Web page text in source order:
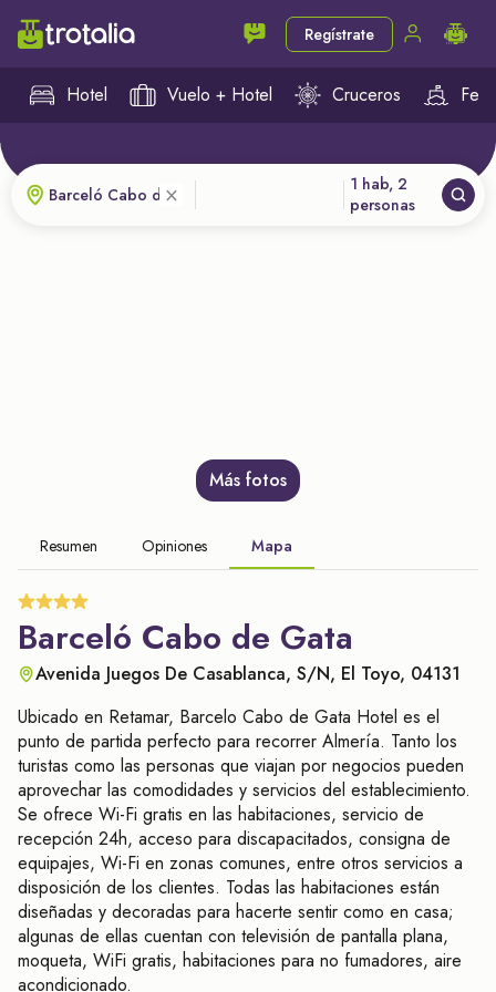
Regístrate
Hotel Vuelo + Hotel Cruceros
×
1 hab, 2
personas
Más fotos
Resumen Opiniones Mapa
Barceló Cabo de Gata
Avenida Juegos De Casablanca, S/N, El Toyo, 04131
Ubicado en Retamar, Barcelo Cabo de Gata Hotel es el
punto de partida perfecto para recorrer Almería. Tanto los
turistas como las personas que viajan por negocios pueden
aprovechar las comodidades y servicios del establecimiento.
Se ofrece Wi-Fi gratis en las habitaciones, servicio de
recepción 24h, acceso para discapacitados, consigna de
equipajes, Wi-Fi en zonas comunes, entre otros servicios a
disposición de los clientes. Todas las habitaciones están
diseñadas y decoradas para hacerte sentir como en casa;
algunas de ellas cuentan con televisión de pantalla plana,
moqueta, WiFi gratis, habitaciones para no fumadores, aire
acondicionado.